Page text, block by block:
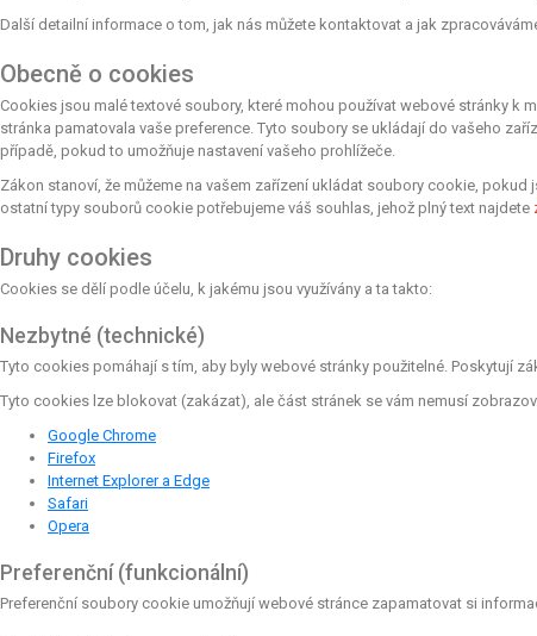
Další detailní informace o tom, jak nás můžete kontaktovat a jak
Obecně o cookies
Cookies jsou malé textové soubory, které mohou používat webové stránky k
stránka pamatovala vaše preference. Tyto soubory se ukládají do vašeho
případě, pokud to umožňuje nastavení vašeho prohlížeče.
Zákon stanoví, že můžeme na vašem zařízení ukládat soubory cookie,
ostatní typy souborů cookie potřebujeme váš souhlas, jehož plný text najdete
Druhy cookies
Cookies se dělí podle účelu, k jakému jsou využívány a ta takto:
Nezbytné (technické)
Tyto cookies pomáhají s tím, aby byly webové stránky použitelné. Poskytují
Tyto cookies lze blokovat (zakázat), ale část stránek se vám nemusí
Google Chrome
Firefox
Internet Explorer a Edge
Safari
Opera
Preferenční (funkcionální)
Preferenční soubory cookie umožňují webové stránce zapamatovat si